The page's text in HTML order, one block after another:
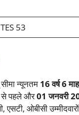
53
न्यूनतम 16 वर्ष 6
से पहले और01 जनवरी
एसटी, ओबीसी